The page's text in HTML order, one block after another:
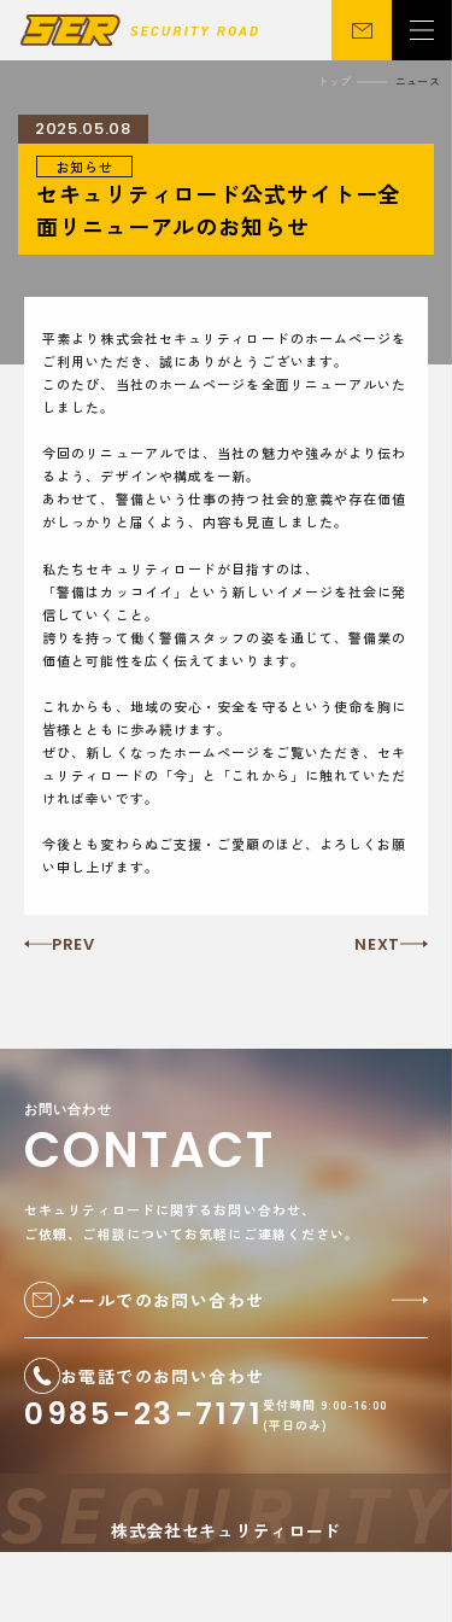
会社概要
関連事業
営業所
ニュース
サステナビリティ
CSR
シニア向け
トップ ニュース
2025.05.08
お知らせ
セキュリティロード公式サイトー全
面リニューアルのお知らせ
平素より株式会社セキュリティロードのホームページを
ご利用いただき、誠にありがとうございます。
このたび、当社のホームページを全面リニューアルいた
しました。
今回のリニューアルでは、当社の魅力や強みがより伝わ
るよう、デザインや構成を一新。
あわせて、警備という仕事の持つ社会的意義や存在価値
がしっかりと届くよう、内容も見直しました。
私たちセキュリティロードが目指すのは、
「警備はカッコイイ」という新しいイメージを社会に発
信していくこと。
誇りを持って働く警備スタッフの姿を通じて、警備業の
価値と可能性を広く伝えてまいります。
これからも、地域の安心・安全を守るという使命を胸に
皆様とともに歩み続けます。
ぜひ、新しくなったホームページをご覧いただき、セキ
ュリティロードの「今」と「これから」に触れていただ
ければ幸いです。
今後とも変わらぬご支援・ご愛顧のほど、よろしくお願
い申し上げます。
PREV NEXT
お問い合わせ
CONTACT
セキュリティロードに関するお問い合わせ、
ご依頼、ご相談についてお気軽にご連絡ください。
メールでのお問い合わせ
お電話でのお問い合わせ
0985-23-7171 受付時間 9:00-16:00
(平日のみ)
株式会社セキュリティロード